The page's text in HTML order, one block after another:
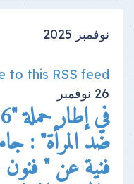
نوفمبر 2025
to this RSS feed
26 نوفمبر
ضد المرأة" :
فنية عن "